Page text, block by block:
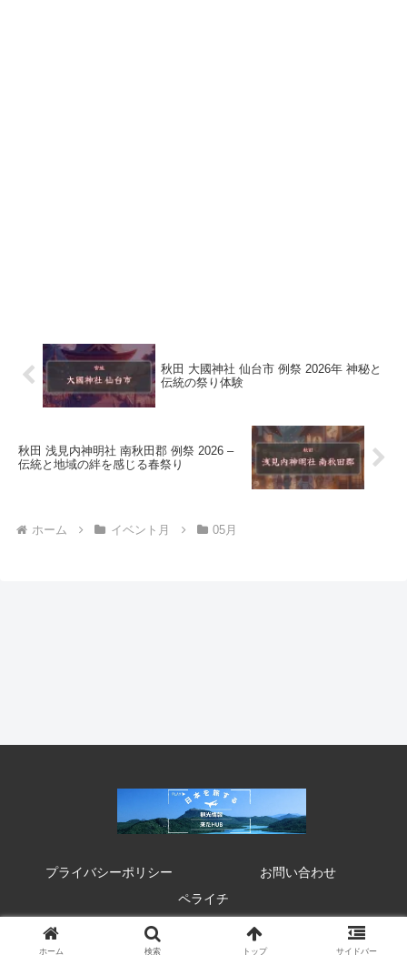
秋田 大國神社 仙台市 例祭 2026年 神秘と
伝統の祭り体験
秋田 浅見内神明社 南秋田郡 例祭 2026 –
伝統と地域の絆を感じる春祭り
ホーム イベント月 05月
プライバシーポリシー
お問い合わせ
ペライチ
© 2020 来たHUB 観光 イベント 祭り お得情報.
ホーム 検索 トップ サイドバー